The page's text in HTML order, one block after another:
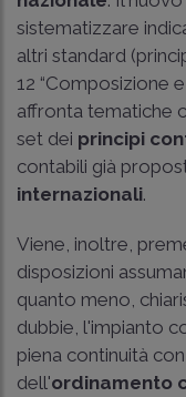
sistematizzare
altri standard
12 “Composizione
affronta tematiche
set dei principi
contabili già
internazionali.
Viene, inoltre,
disposizioni
quanto meno,
dubbie, l'impianto
piena continuità
dell'ordinamento